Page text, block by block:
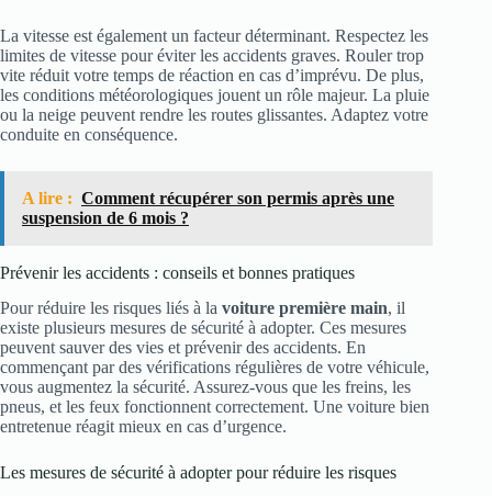
La vitesse est également un facteur déterminant. Respectez les
limites de vitesse pour éviter les accidents graves. Rouler trop
vite réduit votre temps de réaction en cas d’imprévu. De plus,
les conditions météorologiques jouent un rôle majeur. La pluie
ou la neige peuvent rendre les routes glissantes. Adaptez votre
conduite en conséquence.
A lire : Comment récupérer son permis après une
suspension de 6 mois ?
Prévenir les accidents : conseils et bonnes pratiques
Pour réduire les risques liés à la voiture première main, il
existe plusieurs mesures de sécurité à adopter. Ces mesures
peuvent sauver des vies et prévenir des accidents. En
commençant par des vérifications régulières de votre véhicule,
vous augmentez la sécurité. Assurez-vous que les freins, les
pneus, et les feux fonctionnent correctement. Une voiture bien
entretenue réagit mieux en cas d’urgence.
Les mesures de sécurité à adopter pour réduire les risques